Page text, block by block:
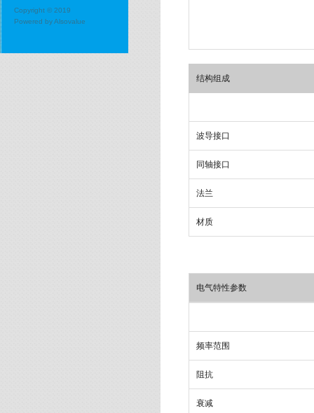
Copyright © 2019
Powered byAlsovalue
结构组成
波导接口
同轴接口
法兰
材质
电气特性参数
频率范围
阻抗
衰减